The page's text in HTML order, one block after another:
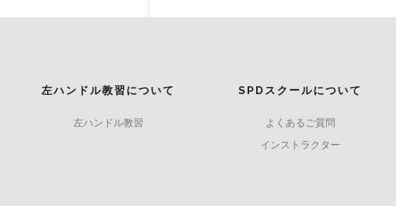
左ハンドル教習について
左ハンドル教習
SPDスクールについて
よくあるご質問
インストラクター